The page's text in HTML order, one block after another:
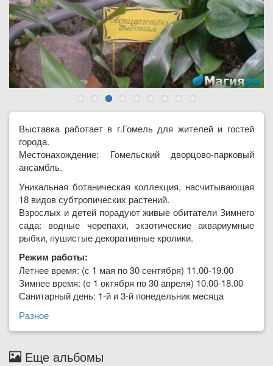
Выставка работает в г.Гомель для жителей и гостей
города.
Местонахождение: Гомельский дворцово-парковый
ансамбль.
Уникальная ботаническая коллекция, насчитывающая
18 видов субтропических растений.
Взрослых и детей порадуют живые обитатели Зимнего
сада: водные черепахи, экзотические аквариумные
рыбки, пушистые декоративные кролики.
Режим работы:
Летнее время: (с 1 мая по 30 сентября) 11.00-19.00
Зимнее время: (c 1 октября по 30 апреля) 10.00-18.00
Санитарный день: 1-й и 3-й понедельник месяца
Разное
Еще альбомы